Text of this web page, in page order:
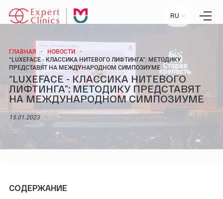
Главная
Услуги
Специалисты
Лаборатория
Статьи
Пресс-центр
Контакты
Отзывы
Научный центр
ПН-ПТ:
RU
ГЛАВНАЯ
НОВОСТИ
“LUXEFACE - КЛАССИКА НИТЕВОГО ЛИФТИНГА”: МЕТОДИКУ
ПРЕДСТАВЯТ НА МЕЖДУНАРОДНОМ СИМПОЗИУМЕ
“LUXEFACE - КЛАССИКА НИТЕВОГО
ЛИФТИНГА”: МЕТОДИКУ ПРЕДСТАВЯТ
НА МЕЖДУНАРОДНОМ СИМПОЗИУМЕ
15.01.2023
СОДЕРЖАНИЕ